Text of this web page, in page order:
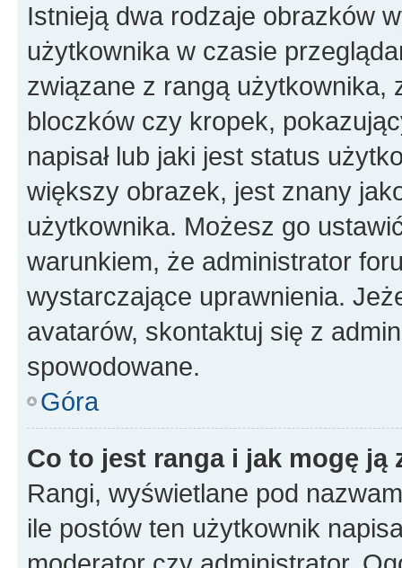
Istnieją dwa rodzaje obrazków
użytkownika w czasie
związane z rangą użytkownika,
bloczków czy kropek,
napisał lub jaki jest status
większy obrazek, jest znany
użytkownika. Możesz go
warunkiem, że administrator
wystarczające uprawnienia.
avatarów, skontaktuj się z
spowodowane.
Góra
Co to jest ranga i jak mogę ją
Rangi, wyświetlane pod
ile postów ten użytkownik